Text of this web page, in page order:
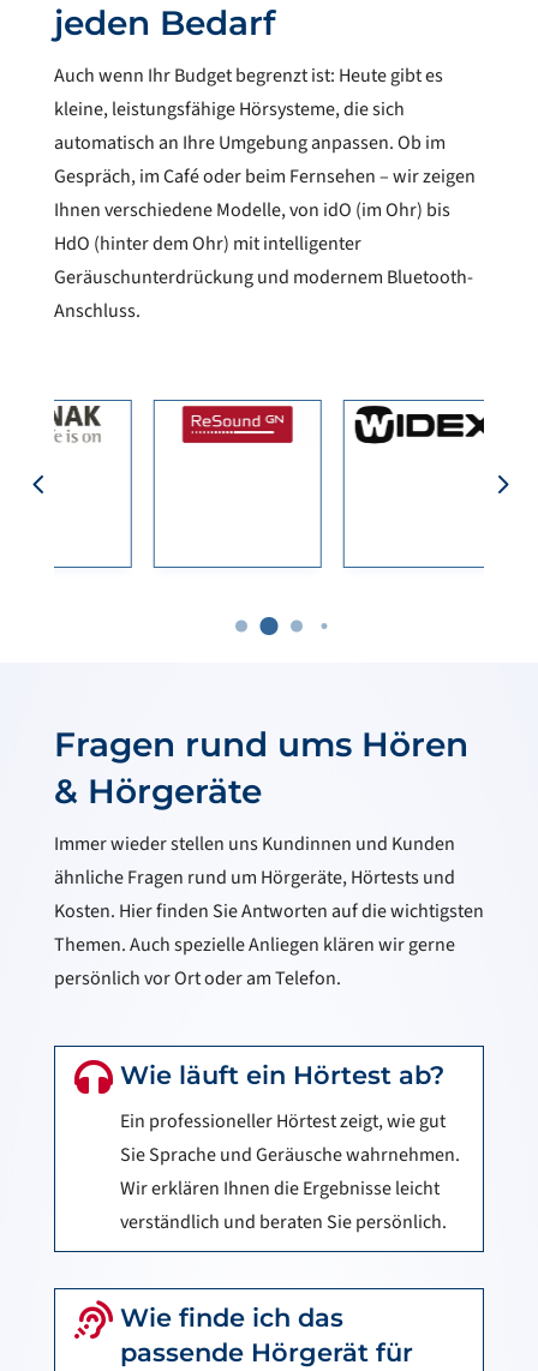
jeden Bedarf
Auch wenn Ihr Budget begrenzt ist: Heute gibt es
kleine, leistungsfähige Hörsysteme, die sich
automatisch an Ihre Umgebung anpassen. Ob im
Gespräch, im Café oder beim Fernsehen – wir zeigen
Ihnen verschiedene Modelle, von idO (im Ohr) bis
HdO (hinter dem Ohr) mit intelligenter
Geräuschunterdrückung und modernem Bluetooth-
Anschluss.
Fragen rund ums Hören
& Hörgeräte
Immer wieder stellen uns Kundinnen und Kunden
ähnliche Fragen rund um Hörgeräte, Hörtests und
Kosten. Hier finden Sie Antworten auf die wichtigsten
Themen. Auch spezielle Anliegen klären wir gerne
persönlich vor Ort oder am Telefon.
 Wie läuft ein Hörtest ab?
Ein professioneller Hörtest zeigt, wie gut
Sie Sprache und Geräusche wahrnehmen.
Wir erklären Ihnen die Ergebnisse leicht
verständlich und beraten Sie persönlich.
 Wie finde ich das
passende Hörgerät für